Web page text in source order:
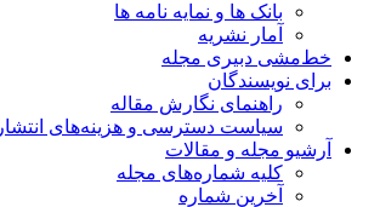
بانک ها و نمایه نامه ها
آمار نشریه
خط‌مشی دبیری مجله
برای نویسندگان
راهنمای نگارش مقاله
سیاست دسترسی و هزینه‌های انتشار
آرشیو مجله و مقالات
کلیه شماره‌های مجله
آخرین شماره